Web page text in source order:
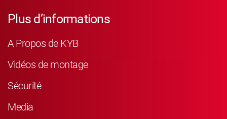
Plus d’informations
A Propos de KYB
Vidéos de montage
Sécurité
Media